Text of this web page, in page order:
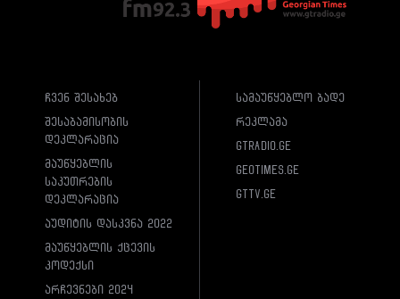
ჩვენ შესახებ
შესაბამისობის
დეკლარაცია
მაუწყებლის
საკუთრების
დეკლარაცია
აუდიტის დასკვნა 2022
მაუწყებლის ქცევის
კოდექსი
არჩევნები 2024
სამაუწყებლო ბადე
რეკლამა
gtradio.ge
geotimes.ge
gttv.ge